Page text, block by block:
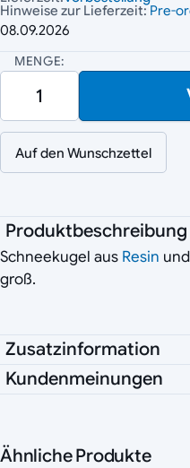
Hinweise zur Lieferzeit: Pre-
08.09.2026
MENGE:
Auf den Wunschzettel
Produktbeschreibung
Schneekugel aus Resin
groß.
Zusatzinformation
Kundenmeinungen
Ähnliche Produkte